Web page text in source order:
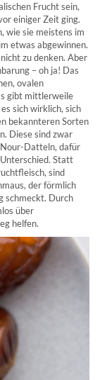
Frucht sein,
einiger Zeit ging.
wie sie meistens im
etwas abgewinnen.
zu denken. Aber
– oh ja! Das
ovalen
gibt mittlerweile
sich wirklich, sich
bekannteren Sorten
Diese sind zwar
Datteln, dafür
Statt
sind
der förmlich
schmeckt. Durch
über
helfen.